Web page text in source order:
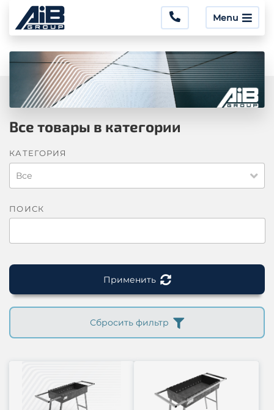
Menu
Все товары в категории
КАТЕГОРИЯ
Все
ПОИСК
Применить
Сбросить фильтр